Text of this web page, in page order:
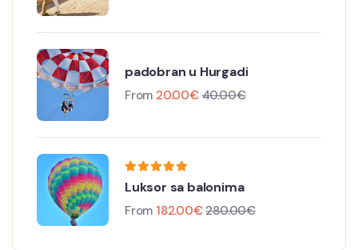
padobran u Hurgadi
From 20.00€40.00€
Luksor sa balonima
From 182.00€280.00€